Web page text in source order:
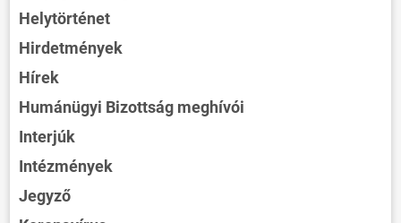
Helytörténet
Hirdetmények
Hírek
Humánügyi Bizottság meghívói
Interjúk
Intézmények
Jegyző